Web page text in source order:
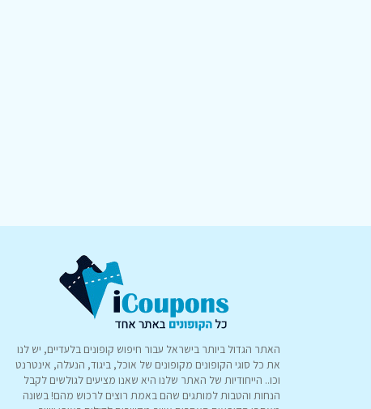
האתר הגדול ביותר בישראל עבור חיפוש קופונים בלעדיים, יש לנו
את כל סוגי הקופונים מקופונים של אוכל, ביגוד, הנעלה, אינטרנט
וכו.. הייחודיות של האתר שלנו היא שאנו מציעים לגולשים לקבל
הנחות והטבות למותגים שהם באמת רוצים לרכוש מהם! בשונה